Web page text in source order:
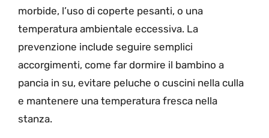
morbide, l’uso di coperte pesanti, o una
temperatura ambientale eccessiva. La
prevenzione include seguire semplici
accorgimenti, come far dormire il bambino a
pancia in su, evitare peluche o cuscini nella culla
e mantenere una temperatura fresca nella
stanza.